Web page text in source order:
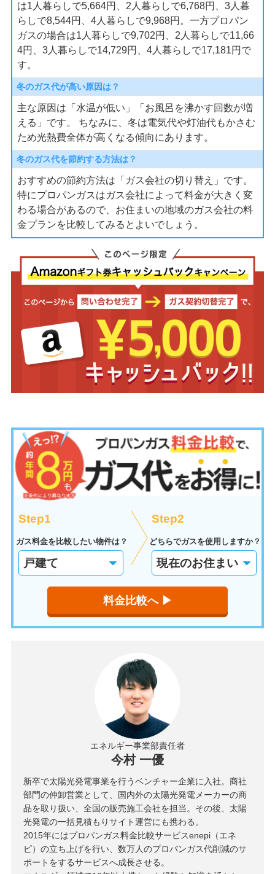
は1人暮らしで5,664円、2人暮らしで6,768円、3人暮
らしで8,544円、4人暮らしで9,968円。一方プロパン
ガスの場合は1人暮らしで9,702円、2人暮らしで11,66
4円、3人暮らしで14,729円、4人暮らしで17,181円で
す。
冬のガス代が高い原因は？
主な原因は「水温が低い」「お風呂を沸かす回数が増
える」です。 ちなみに、冬は電気代や灯油代もかさむ
ため光熱費全体が高くなる傾向にあります。
冬のガス代を節約する方法は？
おすすめの節約方法は「ガス会社の切り替え」です。
特にプロパンガスはガス会社によって料金が大きく変
わる場合があるので、お住まいの地域のガス会社の料
金プランを比較してみるとよいでしょう。
Step1
ガス料金を比較したい物件は？
Step2
どちらでガスを使用しますか？
料金比較へ ▶︎
エネルギー事業部責任者
今村 一優
新卒で太陽光発電事業を行うベンチャー企業に入社。商社
部門の仲卸営業として、国内外の太陽光発電メーカーの商
品を取り扱い、全国の販売施工会社を担当。その後、太陽
光発電の一括見積もりサイト運営にも携わる。
2015年にはプロパンガス料金比較サービスenepi（エネ
ピ）の立ち上げを行い、数万人のプロパンガス代削減のサ
ポートをするサービスへ成長させる。